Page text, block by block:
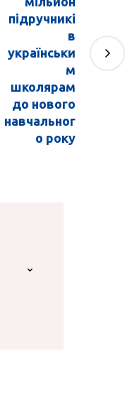
підручникі
в
українськи
м
школярам
до нового
навчальног
о року